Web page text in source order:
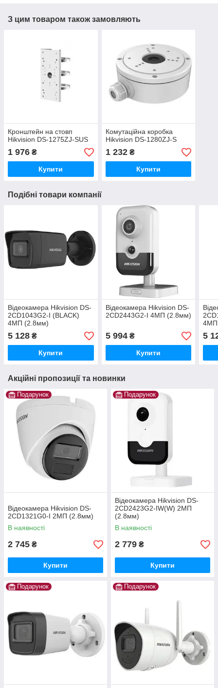
З цим товаром також замовляють
Кронштейн на стовп
Hikvision DS-1275ZJ-SUS
1 976 ₴
Купити
Комутаційна коробка
Hikvision DS-1280ZJ-S
1 232₴
Купити
Подібні товари компанії
Відеокамера Hikvision DS-
2CD1043G2-I (BLACK)
4МП (2.8мм)
5 128 ₴
Купити
Відеокамера Hikvision DS-
2CD2443G2-I 4МП (2.8мм)
5 994₴
Купити
4МП
5
Акційні пропозиції та новинки
Подарунок
Відеокамера Hikvision DS-
2CD1321G0-I 2МП (2.8мм)
В наявності
2 745 ₴
Купити
Подарунок
Відеокамера Hikvision DS-
2CD2423G2-IW(W) 2МП
(2.8мм)
В наявності
2 779 ₴
Купити
Подарунок Подарунок